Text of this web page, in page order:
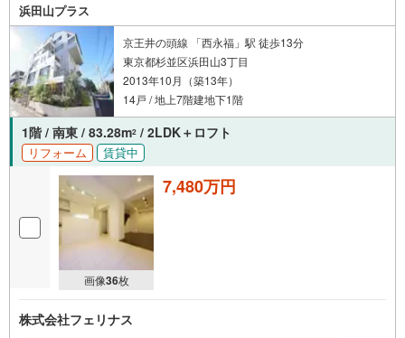
浜田山プラス
京王井の頭線 「西永福」駅 徒歩13分
東京都杉並区浜田山3丁目
2013年10月（築13年）
14戸 / 地上7階建地下1階
1階 / 南東 / 83.28m2 / 2LDK＋ロフト
リフォーム 賃貸中
画像36枚
7,480万円
株式会社フェリナス